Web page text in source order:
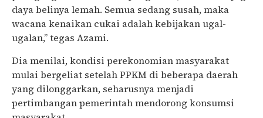
daya belinya lemah. Semua sedang susah, maka
wacana kenaikan cukai adalah kebijakan ugal-
ugalan,” tegas Azami.
Dia menilai, kondisi perekonomian masyarakat
mulai bergeliat setelah PPKM di beberapa daerah
yang dilonggarkan, seharusnya menjadi
pertimbangan pemerintah mendorong konsumsi